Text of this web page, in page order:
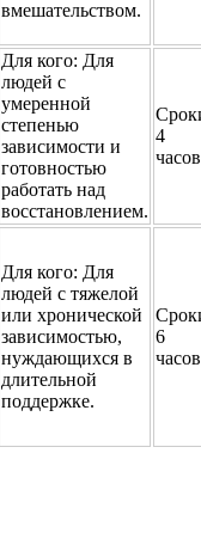
вмешательством.
Для кого: Для
людей с
умеренной
степенью
зависимости и
готовностью
работать над
восстановлением.
4
часов
Для кого: Для
людей с тяжелой
или хронической
зависимостью,
нуждающихся в
длительной
поддержке.
6
часов